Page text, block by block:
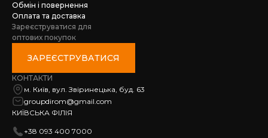
Обмін і повернення
Оплата та доставка
Зареєструватися для
оптових покупок
ЗАРЕЄСТРУВАТИСЯ
КОНТАКТИ
м. Київ, вул. Звіринецька, буд. 63
groupdirom@gmail.com
КИЇВСЬКА ФІЛІЯ
+38 093 400 7000